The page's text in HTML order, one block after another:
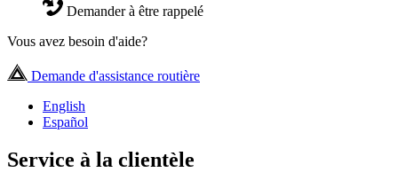
Demander à être rappelé
Vous avez besoin d'aide?
Demande d'assistance routière
English
Español
Service à la clientèle